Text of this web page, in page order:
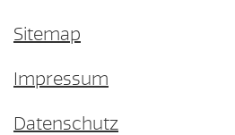
Sitemap
Impressum
Datenschutz